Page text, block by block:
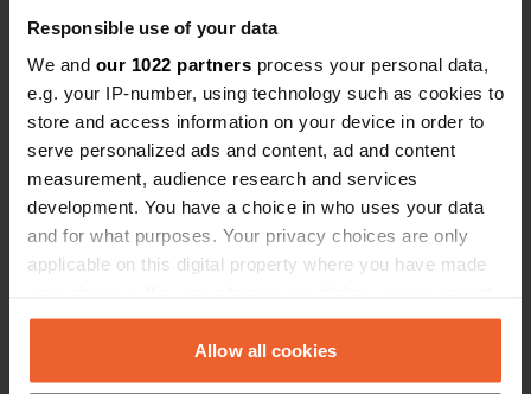
Responsible use of your data
We and our 1022 partners process your personal data,
e.g. your IP-number, using technology such as cookies to
store and access information on your device in order to
serve personalized ads and content, ad and content
measurement, audience research and services
development. You have a choice in who uses your data
and for what purposes. Your privacy choices are only
applicable on this digital property where you have made
any time from the Cookie Declaration or by clicking on
the Privacy trigger icon.Allow all cookies
7793
Passer àPRO+
pour toutes les coordonnées PRO+
Afficher sur la carte
Numéro de téléphone
Appelez l'emplacement